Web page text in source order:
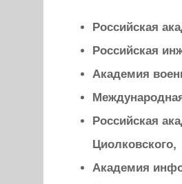
Российская
Российская
Академия
Российская
Циолковского,
Академия